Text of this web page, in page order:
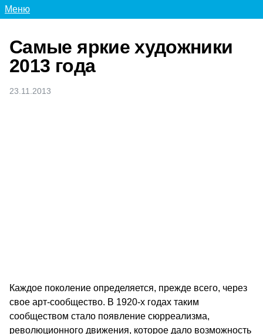
Меню
Самые яркие художники
2013 года
23.11.2013
Каждое поколение определяется, прежде всего, через
свое арт-сообщество. В 1920‑х годах таким
сообществом стало появление сюрреализма,
революционного движения, которое дало возможность